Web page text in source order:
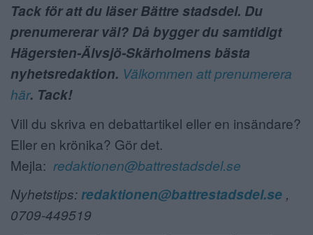
Tack för att du läser Bättre stadsdel. Du
prenumererar väl? Då bygger du samtidigt
Hägersten-Älvsjö-Skärholmens bästa
nyhetsredaktion. Välkommen att prenumerera
här. Tack!
Vill du skriva en debattartikel eller en insändare?
Eller en krönika? Gör det.
Mejla: redaktionen@battrestadsdel.se
Nyhetstips:redaktionen@battrestadsdel.se ,
0709-449519